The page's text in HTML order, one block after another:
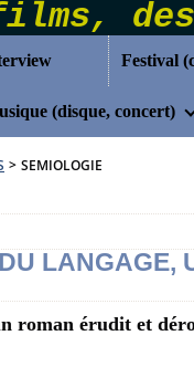
(disque, concert)
> SEMIOLOGIE
LANGAGE,